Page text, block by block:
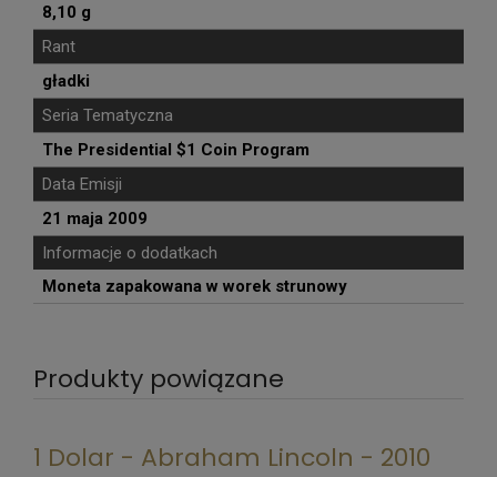
8,10 g
Rant
gładki
Seria Tematyczna
The Presidential $1 Coin Program
Data Emisji
21 maja 2009
Informacje o dodatkach
Moneta zapakowana w worek strunowy
Produkty powiązane
1 Dolar - Abraham Lincoln - 2010